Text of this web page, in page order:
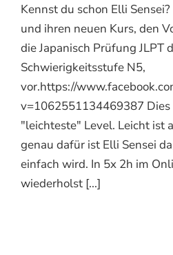
Kennst du schon Elli
und ihren neuen Kurs, den
die Japanisch Prüfung JLPT
Schwierigkeitsstufe N5,
vor.https://
v=1062551134469387 Dies
"leichteste" Level. Leicht ist
genau dafür ist Elli Sensei
einfach wird. In 5x 2h im
wiederholst [...]